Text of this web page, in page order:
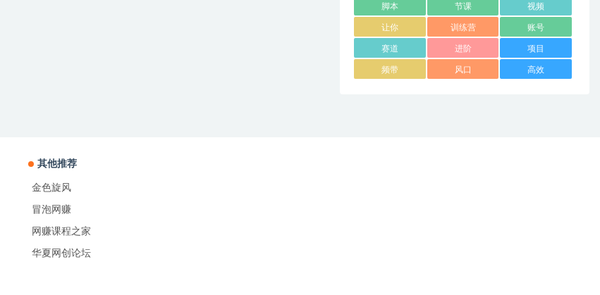
脚本 节课 视频
让你 训练营 账号
赛道 进阶 项目
频带 风口 高效
其他推荐
金色旋风
冒泡网赚
网赚课程之家
华夏网创论坛